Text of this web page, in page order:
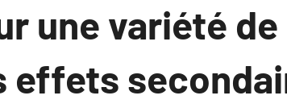
une variété de
effets